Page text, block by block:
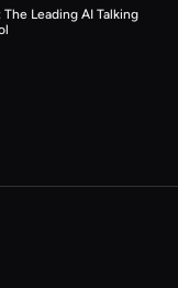
Leading AI Talking